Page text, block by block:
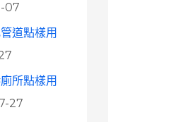
07
道點樣用
所點樣用
27